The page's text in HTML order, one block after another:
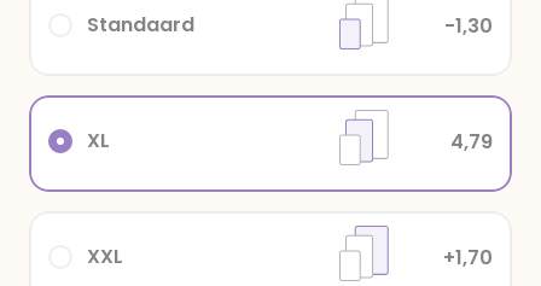
XXL +1,70
XL 4,79
Standaard -1,30